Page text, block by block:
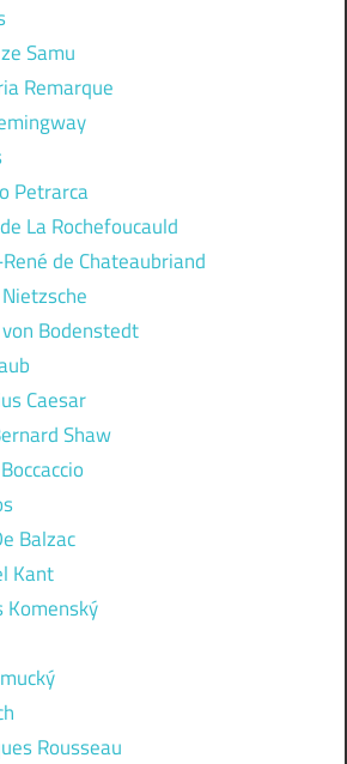
Samu
Remarque
Petrarca
La Rochefoucauld
de Chateaubriand
Bodenstedt
Caesar
Shaw
Balzac
Kant
Komenský
Rousseau